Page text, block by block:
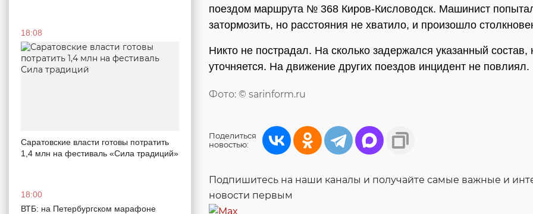
18:08
Саратовские власти готовы потратить
1,4 млн на фестиваль «Сила традиций»
18:00
ВТБ: на Петербургском марафоне
поездом маршрута № 368 Киров-Кисловодск. Машинист
затормозить, но расстояния не хватило, и произошло
Никто не пострадал. На сколько задержался указанный состав,
уточняется. На движение других поездов инцидент не повлиял.
Фото: © sarinform.ru
Поделиться
новостью:
Подпишитесь на наши каналы и получайте самые важные и
новости первым